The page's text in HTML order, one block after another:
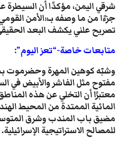
شرقي اليمن، مؤكدًا أن السيطرة
جزءًا من ما وصفه بـ«الأمن
تصريح علني يكشف البعد
متابعات خاصة-“تعز اليوم”:
وشبّه كوهين المهرة وحضرموت
مفتوح مثل الفاشر والأبيض في
معتبرًا أن التخلي عن هذه
المائية الممتدة من المحيط
مضيق باب المندب وشرق
للمصالح الاستراتيجية الإسرائيلية.